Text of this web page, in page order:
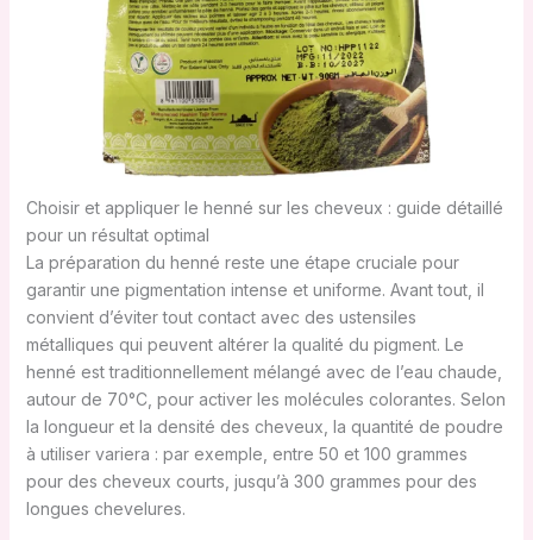
Choisir et appliquer le henné sur les cheveux : guide détaillé
pour un résultat optimal
La préparation du henné reste une étape cruciale pour
garantir une pigmentation intense et uniforme. Avant tout, il
convient d’éviter tout contact avec des ustensiles
métalliques qui peuvent altérer la qualité du pigment. Le
henné est traditionnellement mélangé avec de l’eau chaude,
autour de 70°C, pour activer les molécules colorantes. Selon
la longueur et la densité des cheveux, la quantité de poudre
à utiliser variera : par exemple, entre 50 et 100 grammes
pour des cheveux courts, jusqu’à 300 grammes pour des
longues chevelures.